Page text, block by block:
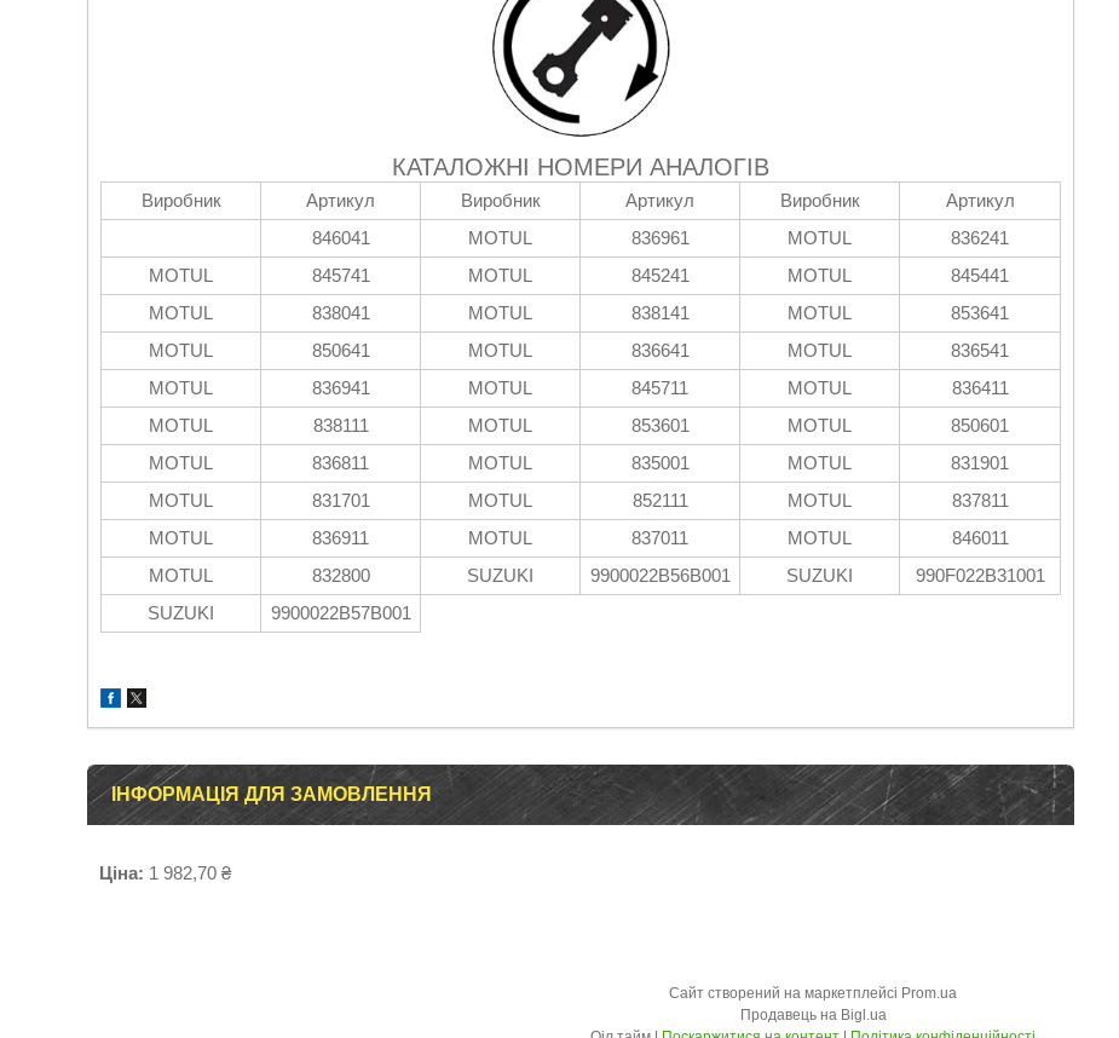
КАТАЛОЖНІ НОМЕРИ АНАЛОГІВ
Виробник Артикул Виробник Артикул Виробник
Артикул
846041
MOTUL 836961 MOTUL
836241
MOTUL
845741 MOTUL 845241 MOTUL
845441
MOTUL
838041 MOTUL 838141 MOTUL
853641
MOTUL
850641 MOTUL 836641 MOTUL
836541
MOTUL
836941 MOTUL 845711 MOTUL
836411
MOTUL
838111 MOTUL 853601 MOTUL
850601
MOTUL
836811 MOTUL 835001 MOTUL
831901
MOTUL
831701 MOTUL 852111 MOTUL
837811
MOTUL
836911 MOTUL 837011 MOTUL
846011
MOTUL
832800 SUZUKI 9900022B56B001 SUZUKI
990F022B31001
SUZUKI
9900022B57B001
ІНФОРМАЦІЯ ДЛЯ ЗАМОВЛЕННЯ
Ціна: 1 982,70 ₴
Сайт створений на маркетплейсі Prom.ua
Продавець на Bigl.ua